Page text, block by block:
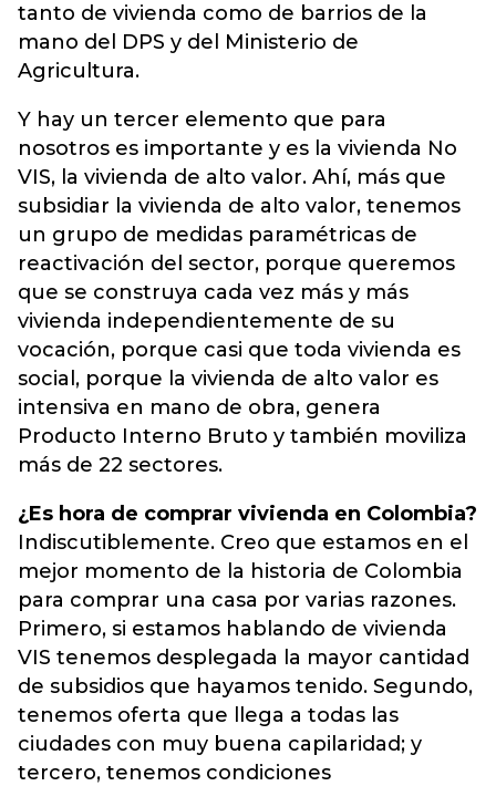
tanto de vivienda como de barrios de la
mano del DPS y del Ministerio de
Agricultura.
Y hay un tercer elemento que para
nosotros es importante y es la vivienda No
VIS, la vivienda de alto valor. Ahí, más que
subsidiar la vivienda de alto valor, tenemos
un grupo de medidas paramétricas de
reactivación del sector, porque queremos
que se construya cada vez más y más
vivienda independientemente de su
vocación, porque casi que toda vivienda es
social, porque la vivienda de alto valor es
intensiva en mano de obra, genera
Producto Interno Bruto y también moviliza
más de 22 sectores.
¿Es hora de comprar vivienda en Colombia?
Indiscutiblemente. Creo que estamos en el
mejor momento de la historia de Colombia
para comprar una casa por varias razones.
Primero, si estamos hablando de vivienda
VIS tenemos desplegada la mayor cantidad
de subsidios que hayamos tenido. Segundo,
tenemos oferta que llega a todas las
ciudades con muy buena capilaridad; y
tercero, tenemos condiciones